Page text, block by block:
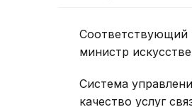
Соответствующий
министр
Система
качество услуг